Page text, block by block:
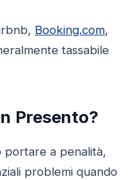
Booking.com,
tassabile
Presento?
portare a penalità,
problemi quando